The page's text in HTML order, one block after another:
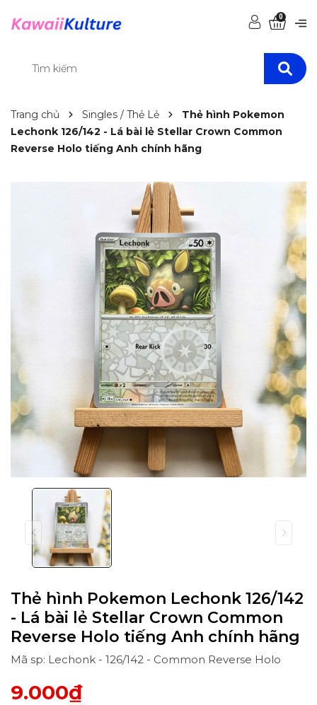
0
Trang chủ Singles / Thẻ Lẻ
Thẻ hình Pokemon
Lechonk 126/142 - Lá bài lẻ Stellar Crown Common
Reverse Holo tiếng Anh chính hãng
Thẻ hình Pokemon Lechonk 126/142
- Lá bài lẻ Stellar Crown Common
Reverse Holo tiếng Anh chính hãng
Mã sp: Lechonk - 126/142 - Common Reverse Holo
9.000₫